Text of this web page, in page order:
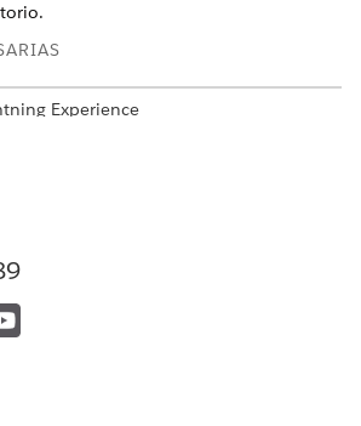
Experience
Services Cloud, Government
Scheduler, Health Cloud,
Nonprofit Cloud y Soluciones del
.
página y haga clic en
de llave inglesa junto a Estado de